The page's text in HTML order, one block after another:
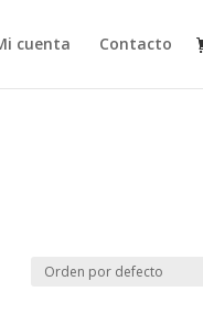
cuenta Contacto